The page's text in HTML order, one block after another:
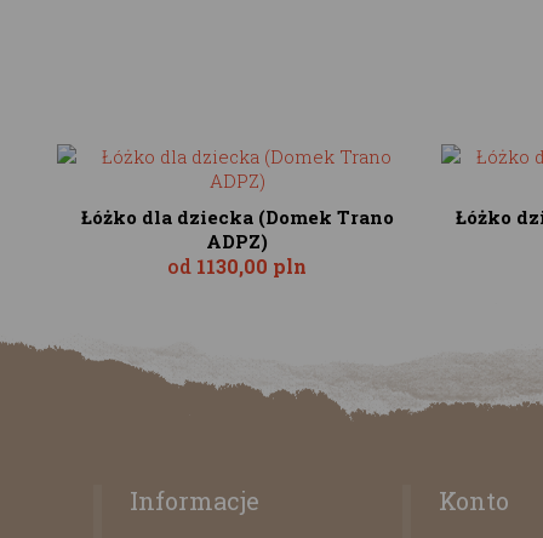
Łóżko dla dziecka (Domek Trano
ADPZ)
od 1130,00 pln
Łóżko
Informacje Konto